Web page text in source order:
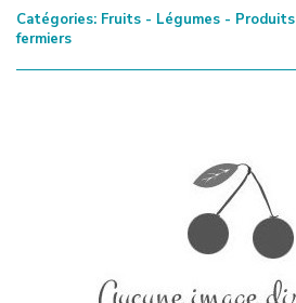
Catégories: Fruits - Légumes - Produits
fermiers